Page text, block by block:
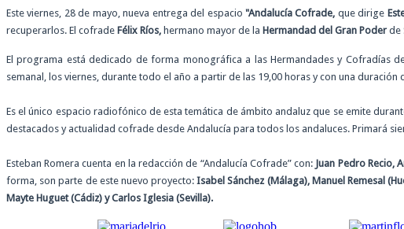
Este viernes, 28 de mayo, nueva entrega del espacio "Andalucía Cofrade, que dirige
recuperarlos. El cofrade Félix Ríos, hermano mayor de la Hermandad del Gran Poder de
El programa está dedicado de forma monográfica a las Hermandades y Cofradías
semanal, los viernes, durante todo el año a partir de las 19,00 horas y con una duración
Es el único espacio radiofónico de esta temática de ámbito andaluz que se emite
destacados y actualidad cofrade desde Andalucía para todos los andaluces. Primará
Esteban Romera cuenta en la redacción de “Andalucía Cofrade” con: Juan Pedro Recio,
forma, son parte de este nuevo proyecto:Isabel Sánchez (Málaga), Manuel Remesal
Mayte Huguet (Cádiz) y Carlos Iglesia (Sevilla).